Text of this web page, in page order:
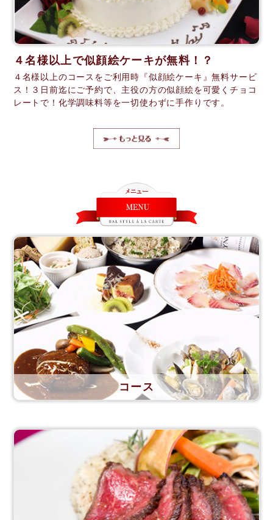
４名様以上で似顔絵ケーキが無料！？
４名様以上のコースをご利用時『似顔絵ケーキ』無料サービ
ス！３日前迄にご予約で、主役の方の似顔絵を可愛くチョコ
レートで！化学調味料等を一切使わずに手作りです。
コース